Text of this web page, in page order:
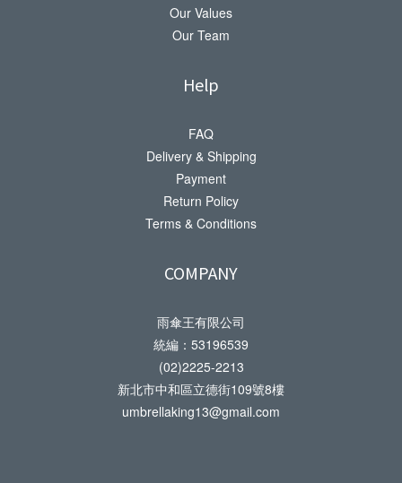
Our Values
Our Team
Help
FAQ
Delivery & Shipping
Payment
Return Policy
Terms & Conditions
COMPANY
雨傘王有限公司
統編：53196539
(02)2225-2213
新北市中和區立德街109號8樓
umbrellaking13@gmail.com